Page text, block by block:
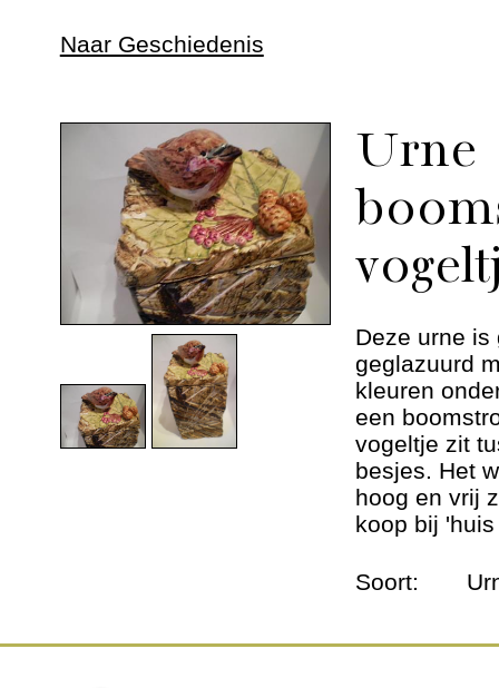
Home
Mini urnen
Dieren urnen
Andere werken
Geschiedenis
Nieuws
Naar Geschiedenis
Urne
Deze urne is
geglazuurd
kleuren
een
vogeltje zit
besjes. Het
hoog en vrij
koop bij
Soort: